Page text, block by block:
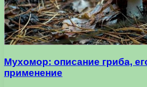
Мухомор: описание гриба,
применение